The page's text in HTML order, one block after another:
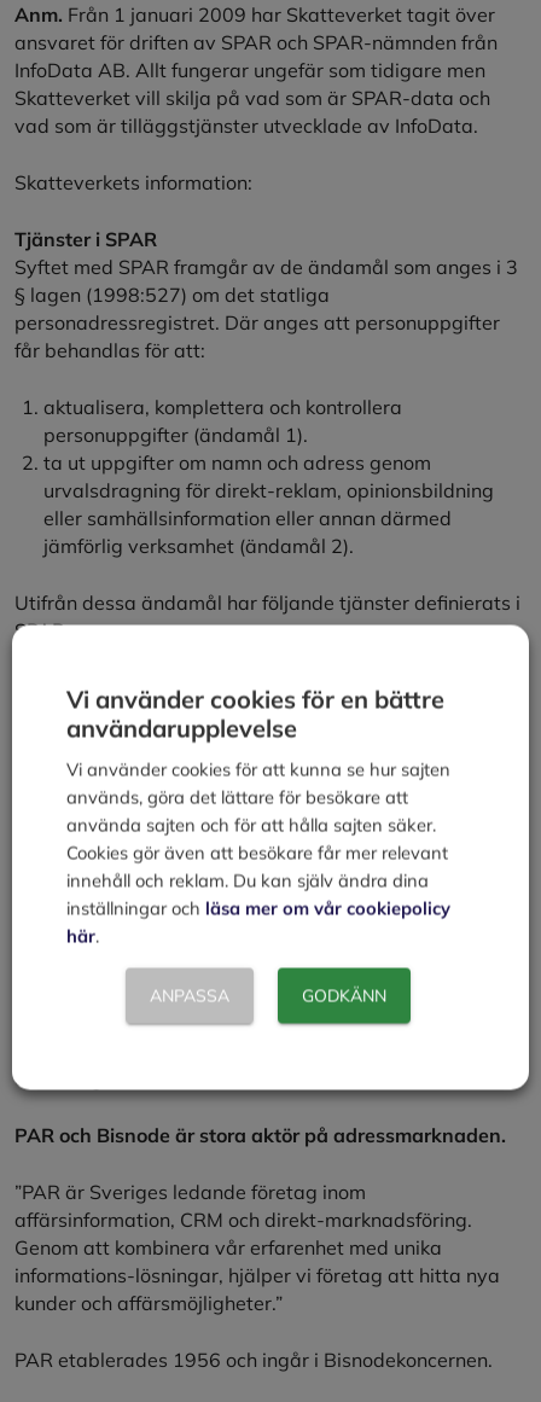
Anm. Från 1 januari 2009 har Skatteverket tagit över
ansvaret för driften av SPAR och SPAR-nämnden från
InfoData AB. Allt fungerar ungefär som tidigare men
Skatteverket vill skilja på vad som är SPAR-data och
vad som är tilläggstjänster utvecklade av InfoData.
Skatteverkets information:
Tjänster i SPAR
Syftet med SPAR framgår av de ändamål som anges i 3
§ lagen (1998:527) om det statliga
personadressregistret. Där anges att personuppgifter
får behandlas för att:
aktualisera, komplettera och kontrollera
personuppgifter (ändamål 1).
ta ut uppgifter om namn och adress genom
urvalsdragning för direkt-reklam, opinionsbildning
eller samhällsinformation eller annan därmed
jämförlig verksamhet (ändamål 2).
Utifrån dessa ändamål har följande tjänster definierats i
SPAR.
Urval för direktreklam, marknadsundersökning etc.
Urvalssimulering för att ge en uppskattning om
storlek och kostnad på urval.
Avisering för underhåll av eget kundregister.
Personnummersättning för underhåll av eget
kundregister.
Utlämnande av direktreklamspärr för underhåll av
eget kundregister.
Personsökning i SPAR.
Förutom dessa tjänster kan privatpersoner få en
markering om spärr mot direktreklam införd i SPAR.
och bilregistret.
PAR och Bisnode är stora aktör på adressmarknaden.
”PAR är Sveriges ledande företag inom
affärsinformation, CRM och direkt-marknadsföring.
Genom att kombinera vår erfarenhet med unika
informations-lösningar, hjälper vi företag att hitta nya
kunder och affärsmöjligheter.”
PAR etablerades 1956 och ingår i Bisnodekoncernen.
Vi använder cookies för en bättre
användarupplevelse
Vi använder cookies för att kunna se hur sajten
används, göra det lättare för besökare att
använda sajten och för att hålla sajten säker.
Cookies gör även att besökare får mer relevant
innehåll och reklam. Du kan själv ändra dina
inställningar och läsa mer om vår cookiepolicy
här.
ANPASSA GODKÄNN